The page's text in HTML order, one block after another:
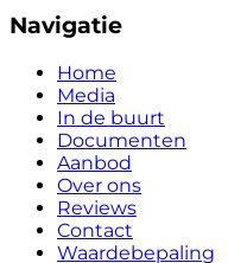
Navigatie
Home
Media
In de buurt
Documenten
Aanbod
Over ons
Reviews
Contact
Waardebepaling